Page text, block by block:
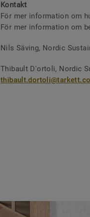
Kontakt
För mer information om
För mer information om
Nils Säving, Nordic
Thibault D'ortoli, Nordic